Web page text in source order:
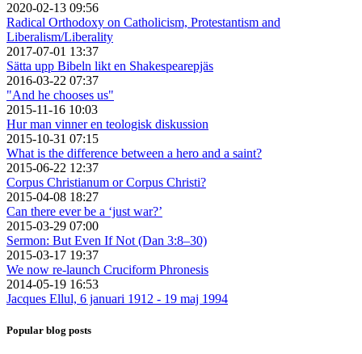
2020-02-13 09:56
Radical Orthodoxy on Catholicism, Protestantism and
Liberalism/Liberality
2017-07-01 13:37
Sätta upp Bibeln likt en Shakespearepjäs
2016-03-22 07:37
"And he chooses us"
2015-11-16 10:03
Hur man vinner en teologisk diskussion
2015-10-31 07:15
What is the difference between a hero and a saint?
2015-06-22 12:37
Corpus Christianum or Corpus Christi?
2015-04-08 18:27
Can there ever be a ‘just war?’
2015-03-29 07:00
Sermon: But Even If Not (Dan 3:8–30)
2015-03-17 19:37
We now re-launch Cruciform Phronesis
2014-05-19 16:53
Jacques Ellul, 6 januari 1912 - 19 maj 1994
Popular blog posts